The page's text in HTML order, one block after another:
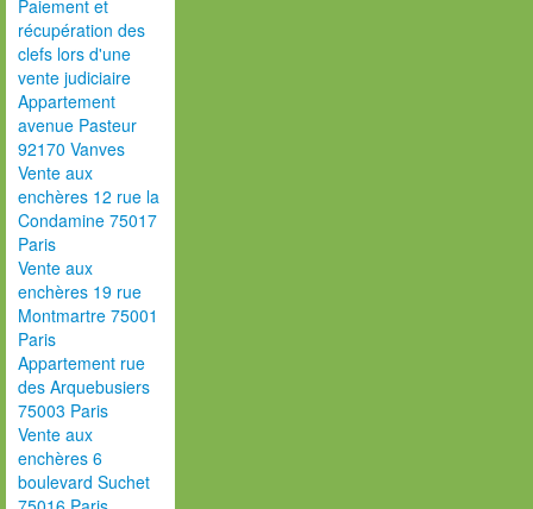
Paiement et
récupération des
clefs lors d'une
vente judiciaire
Appartement
avenue Pasteur
92170 Vanves
Vente aux
enchères 12 rue la
Condamine 75017
Paris
Vente aux
enchères 19 rue
Montmartre 75001
Paris
Appartement rue
des Arquebusiers
75003 Paris
Vente aux
enchères 6
boulevard Suchet